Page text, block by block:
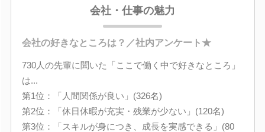
会社・仕事の魅力
会社の好きなところは？／社内アンケート★
730人の先輩に聞いた「ここで働く中で好きなところ」
は...
第1位：「人間関係が良い」(326名)
第2位：「休日休暇が充実・残業が少ない」(120名)
第3位：「スキルが身につき、成長を実感できる」(80